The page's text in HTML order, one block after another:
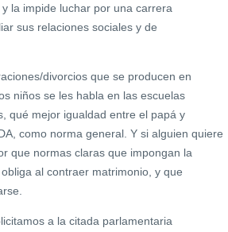
la impide luchar por una carrera
sus relaciones sociales y de
divorcios que se producen en
niños se les habla en las escuelas
qué mejor igualdad entre el papá y
como norma general. Y si alguien quiere
que normas claras que impongan la
al contraer matrimonio, y que
a la citada parlamentaria